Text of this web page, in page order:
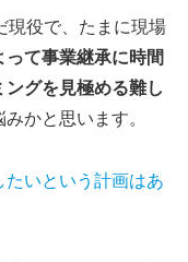
現役で、たまに現場
って事業継承に時間
グを見極める難し
かと思います。
いという計画はあ